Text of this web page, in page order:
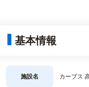
基本情報
施設名 カーブス